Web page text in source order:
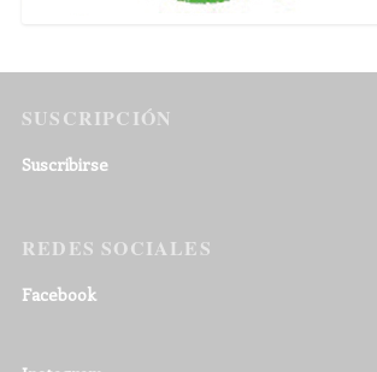
SUSCRIPCIÓN
Suscribirse
REDES SOCIALES
Facebook